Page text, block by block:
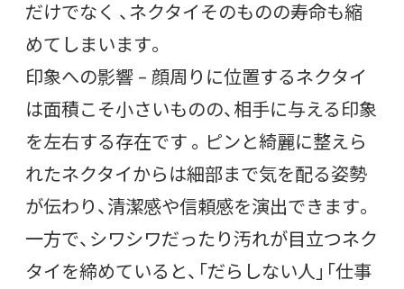
だけでなく 、ネクタイそのものの寿命も縮
めてしまいます。
印象への影響 – 顔周りに位置するネクタイ
は面積こそ小さいものの、相手に与える印象
を左右する存在です 。ピンと綺麗に整えら
れたネクタイからは細部まで気を配る姿勢
が伝わり、清潔感や信頼感を演出できます。
一方で、シワシワだったり汚れが目立つネク
タイを締めていると、「だらしない人」「仕事